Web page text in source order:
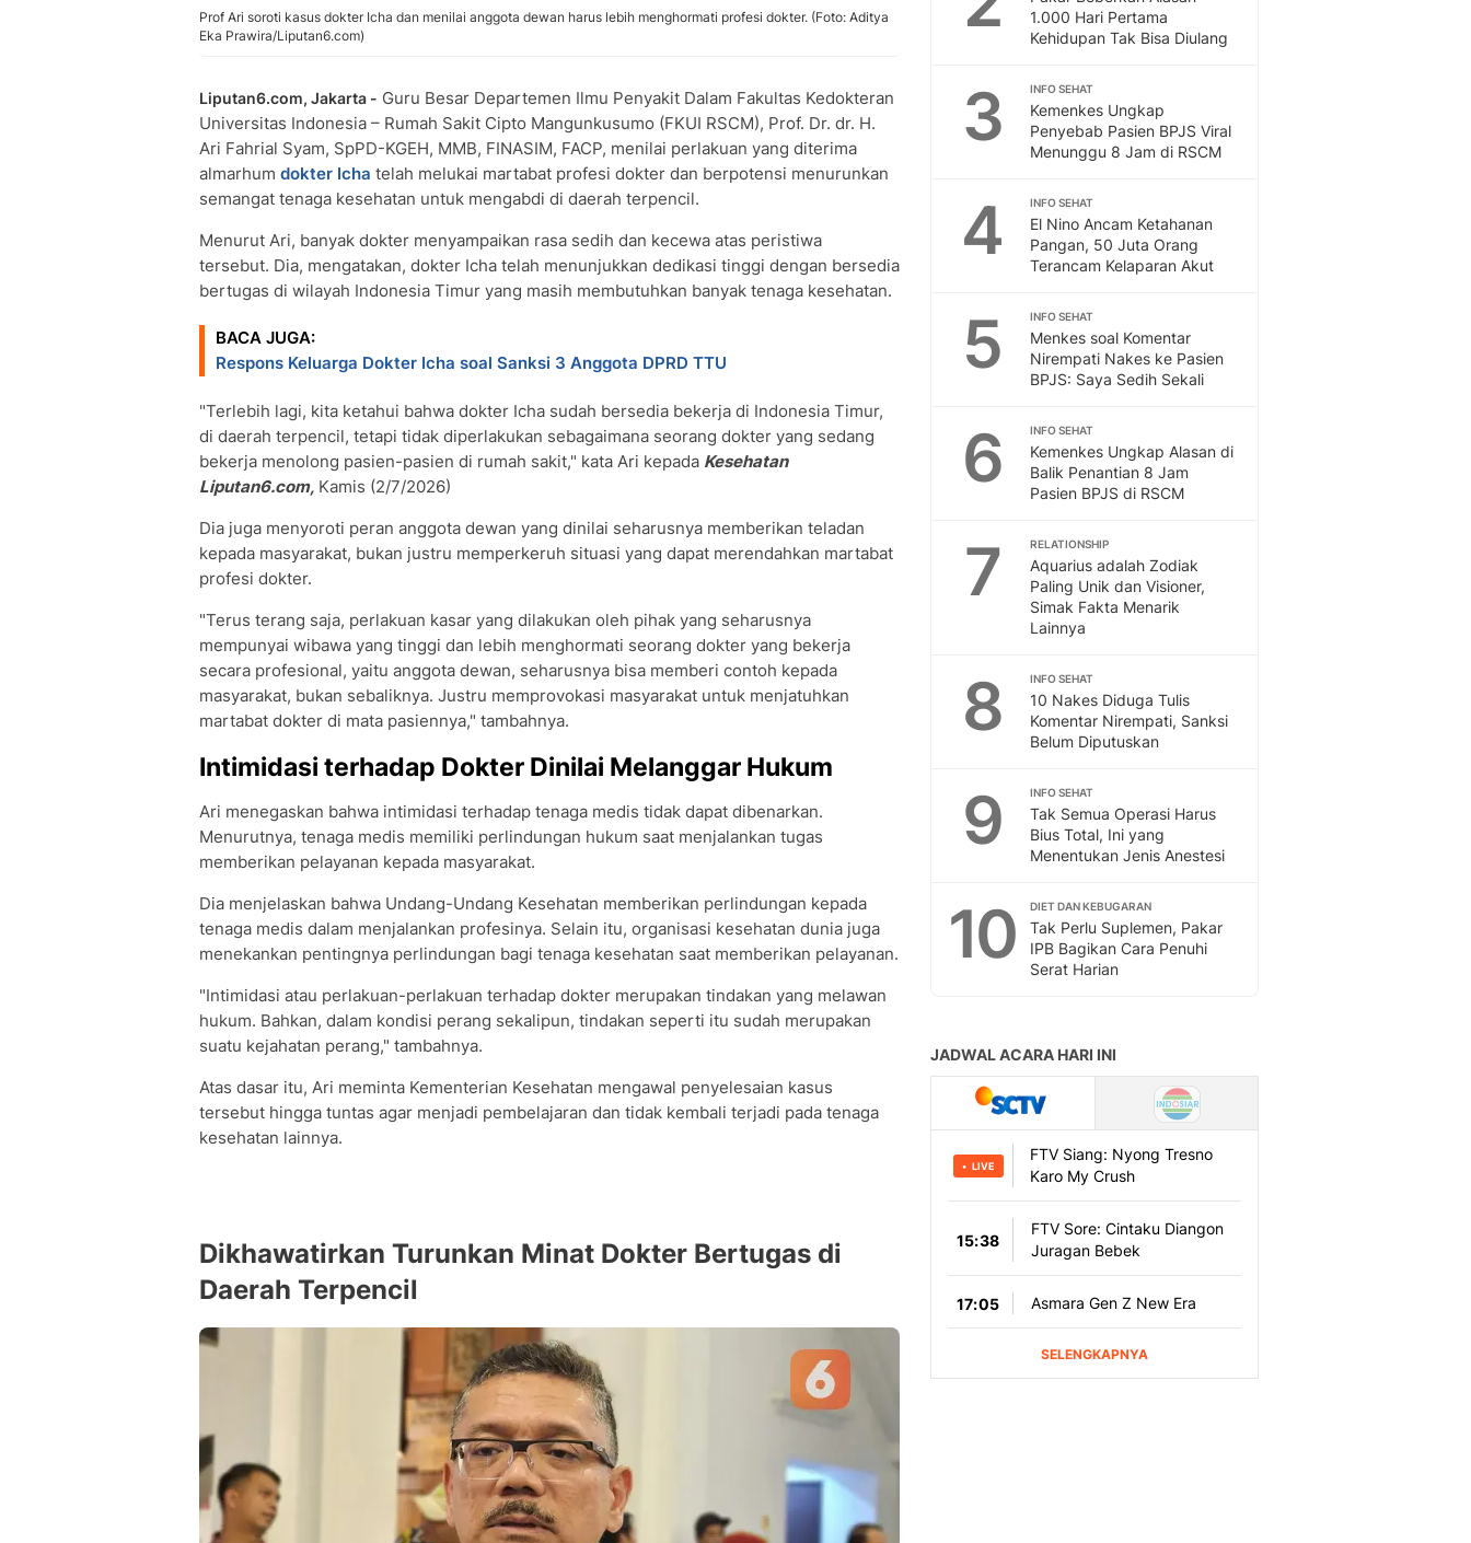
Prof Ari soroti kasus dokter Icha dan menilai anggota dewan harus lebih menghormati profesi dokter. (Foto: Aditya
Eka Prawira/Liputan6.com)
Liputan6.com, Jakarta - Guru Besar Departemen Ilmu Penyakit Dalam Fakultas Kedokteran
Universitas Indonesia – Rumah Sakit Cipto Mangunkusumo (FKUI RSCM), Prof. Dr. dr. H.
Ari Fahrial Syam, SpPD-KGEH, MMB, FINASIM, FACP, menilai perlakuan yang diterima
almarhum dokter Icha telah melukai martabat profesi dokter dan berpotensi menurunkan
semangat tenaga kesehatan untuk mengabdi di daerah terpencil.
Menurut Ari, banyak dokter menyampaikan rasa sedih dan kecewa atas peristiwa
tersebut. Dia, mengatakan, dokter Icha telah menunjukkan dedikasi tinggi dengan bersedia
bertugas di wilayah Indonesia Timur yang masih membutuhkan banyak tenaga kesehatan.
BACA JUGA:
Respons Keluarga Dokter Icha soal Sanksi 3 Anggota DPRD TTU
"Terlebih lagi, kita ketahui bahwa dokter Icha sudah bersedia bekerja di Indonesia Timur,
di daerah terpencil, tetapi tidak diperlakukan sebagaimana seorang dokter yang sedang
bekerja menolong pasien-pasien di rumah sakit," kata Ari kepada Kesehatan
Liputan6.com, Kamis (2/7/2026)
Dia juga menyoroti peran anggota dewan yang dinilai seharusnya memberikan teladan
kepada masyarakat, bukan justru memperkeruh situasi yang dapat merendahkan martabat
profesi dokter.
"Terus terang saja, perlakuan kasar yang dilakukan oleh pihak yang seharusnya
mempunyai wibawa yang tinggi dan lebih menghormati seorang dokter yang bekerja
secara profesional, yaitu anggota dewan, seharusnya bisa memberi contoh kepada
masyarakat, bukan sebaliknya. Justru memprovokasi masyarakat untuk menjatuhkan
martabat dokter di mata pasiennya," tambahnya.
Intimidasi terhadap Dokter Dinilai Melanggar Hukum
Ari menegaskan bahwa intimidasi terhadap tenaga medis tidak dapat dibenarkan.
Menurutnya, tenaga medis memiliki perlindungan hukum saat menjalankan tugas
memberikan pelayanan kepada masyarakat.
Dia menjelaskan bahwa Undang-Undang Kesehatan memberikan perlindungan kepada
tenaga medis dalam menjalankan profesinya. Selain itu, organisasi kesehatan dunia juga
menekankan pentingnya perlindungan bagi tenaga kesehatan saat memberikan pelayanan.
"Intimidasi atau perlakuan-perlakuan terhadap dokter merupakan tindakan yang melawan
hukum. Bahkan, dalam kondisi perang sekalipun, tindakan seperti itu sudah merupakan
suatu kejahatan perang," tambahnya.
Atas dasar itu, Ari meminta Kementerian Kesehatan mengawal penyelesaian kasus
tersebut hingga tuntas agar menjadi pembelajaran dan tidak kembali terjadi pada tenaga
kesehatan lainnya.
Dikhawatirkan Turunkan Minat Dokter Bertugas di
Daerah Terpencil
1.000 Hari Pertama
Kehidupan Tak Bisa Diulang
3 INFO SEHAT
Kemenkes Ungkap
Penyebab Pasien BPJS Viral
Menunggu 8 Jam di RSCM
4 INFO SEHAT
El Nino Ancam Ketahanan
Pangan, 50 Juta Orang
Terancam Kelaparan Akut
5 INFO SEHAT
Menkes soal Komentar
Nirempati Nakes ke Pasien
BPJS: Saya Sedih Sekali
6 INFO SEHAT
Kemenkes Ungkap Alasan di
Balik Penantian 8 Jam
Pasien BPJS di RSCM
7 RELATIONSHIP
Aquarius adalah Zodiak
Paling Unik dan Visioner,
Simak Fakta Menarik
Lainnya
8 INFO SEHAT
10 Nakes Diduga Tulis
Komentar Nirempati, Sanksi
Belum Diputuskan
9 INFO SEHAT
Tak Semua Operasi Harus
Bius Total, Ini yang
Menentukan Jenis Anestesi
10 DIET DAN KEBUGARAN
Tak Perlu Suplemen, Pakar
IPB Bagikan Cara Penuhi
Serat Harian